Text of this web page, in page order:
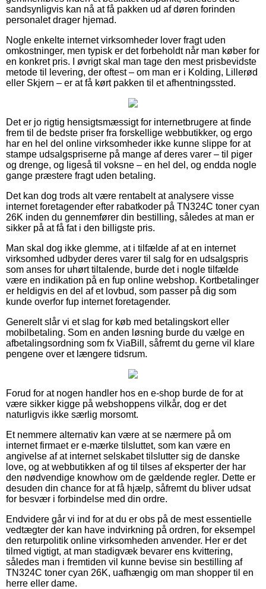
sandsynligvis kan nå at få pakken ud af døren forinden
personalet drager hjemad.
Nogle enkelte internet virksomheder lover fragt uden
omkostninger, men typisk er det forbeholdt når man køber for
en konkret pris. I øvrigt skal man tage den mest prisbevidste
metode til levering, der oftest – om man er i Kolding, Lillerød
eller Skjern – er at få kørt pakken til et afhentningssted.
Det er jo rigtig hensigtsmæssigt for internetbrugere at finde
frem til de bedste priser fra forskellige webbutikker, og ergo
har en hel del online virksomheder ikke kunne slippe for at
stampe udsalgspriserne på mange af deres varer – til piger
og drenge, og ligeså til voksne – en hel del, og endda nogle
gange præstere fragt uden betaling.
Det kan dog trods alt være rentabelt at analysere visse
internet foretagender efter rabatkoder på TN324C toner cyan
26K inden du gennemfører din bestilling, således at man er
sikker på at få fat i den billigste pris.
Man skal dog ikke glemme, at i tilfælde af at en internet
virksomhed udbyder deres varer til salg for en udsalgspris
som anses for uhørt tiltalende, burde det i nogle tilfælde
være en indikation på en fup online webshop. Kortbetalinger
er heldigvis en del af et lovbud, som passer på dig som
kunde overfor fup internet foretagender.
Generelt slår vi et slag for køb med betalingskort eller
mobilbetaling. Som en anden løsning burde du vælge en
afbetalingsordning som fx ViaBill, såfremt du gerne vil klare
pengene over et længere tidsrum.
Forud for at nogen handler hos en e-shop burde de for at
være sikker kigge på webshoppens vilkår, dog er det
naturligvis ikke særlig morsomt.
Et nemmere alternativ kan være at se nærmere på om
internet firmaet er e-mærke tilsluttet, som kan være en
angivelse af at internet selskabet tilslutter sig de danske
love, og at webbutikken af og til tilses af eksperter der har
den nødvendige knowhow om de gældende regler. Dette er
desuden din chance for at få hjælp, såfremt du bliver udsat
for besvær i forbindelse med din ordre.
Endvidere går vi ind for at du er obs på de mest essentielle
vedtægter der kan have indvirkning på ordren, for eksempel
den returpolitik online virksomheden anvender. Her er det
tilmed vigtigt, at man stadigvæk bevarer ens kvittering,
således man i fremtiden vil kunne bevise sin bestilling af
TN324C toner cyan 26K, uafhængig om man shopper til en
herre eller dame.